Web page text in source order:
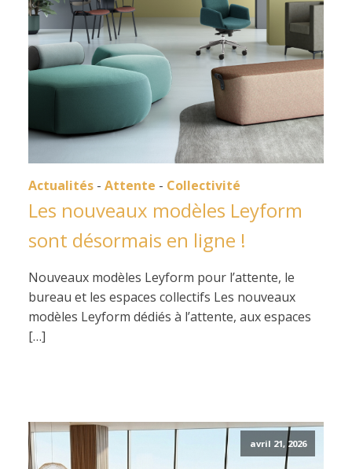
Actualités - Attente - Collectivité
Les nouveaux modèles Leyform
sont désormais en ligne !
Nouveaux modèles Leyform pour l’attente, le
bureau et les espaces collectifs Les nouveaux
modèles Leyform dédiés à l’attente, aux espaces
[…]
avril 21, 2026